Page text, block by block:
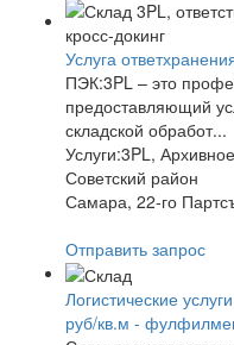
Услуга
ПЭК:3PL – это
предоставляющий
складской обработ...
Услуги:3PL,
Советский район
Самара, 22-го
Отправить запрос
Логистические
руб/кв.м -